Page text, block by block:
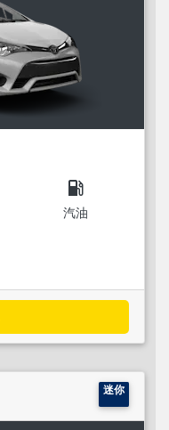
local_gas_station
汽油
迷你